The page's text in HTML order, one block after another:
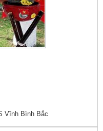
Vĩnh Bình Bắc